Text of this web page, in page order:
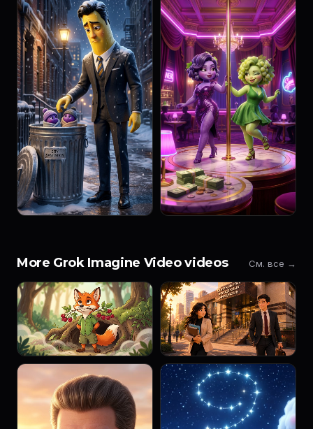
More Grok Imagine Video videos См. все →